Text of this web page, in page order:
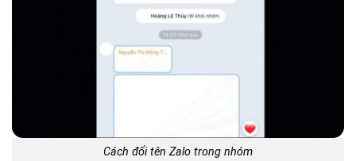
Cách đổi tên Zalo trong nhóm